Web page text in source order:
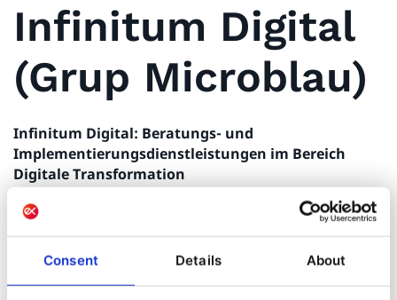
Consent Details About
Infinitum Digital
(Grup Microblau)
Infinitum Digital: Beratungs- und
Implementierungsdienstleistungen im Bereich
Digitale Transformation
Unsere Mission: Wir helfen Unternehmen, ihre
Customer Experience zu verbessern, indem wir die
Touchpoints mit Ihrer Marke und die Besucherreise
(Visitor Journey) optimieren.